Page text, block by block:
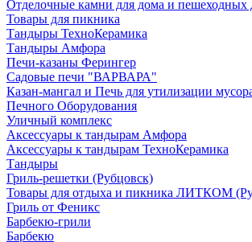
Отделочные камни для дома и пешеходных
Товары для пикника
Тандыры ТехноКерамика
Тандыры Амфора
Печи-казаны Ферингер
Садовые печи "ВАРВАРА"
Казан-мангал и Печь для утилизации
Печного Оборудования
Уличный комплекс
Аксессуары к тандырам Амфора
Аксессуары к тандырам ТехноКерамика
Тандыры
Гриль-решетки (Рубцовск)
Товары для отдыха и пикника ЛИТКОМ
Гриль от Феникс
Барбекю-грили
Барбекю